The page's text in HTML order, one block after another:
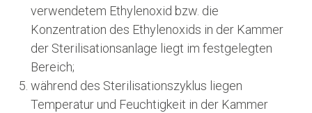
verwendetem Ethylenoxid bzw. die
Konzentration des Ethylenoxids in der Kammer
der Sterilisationsanlage liegt im festgelegten
Bereich;
während des Sterilisationszyklus liegen
Temperatur und Feuchtigkeit in der Kammer